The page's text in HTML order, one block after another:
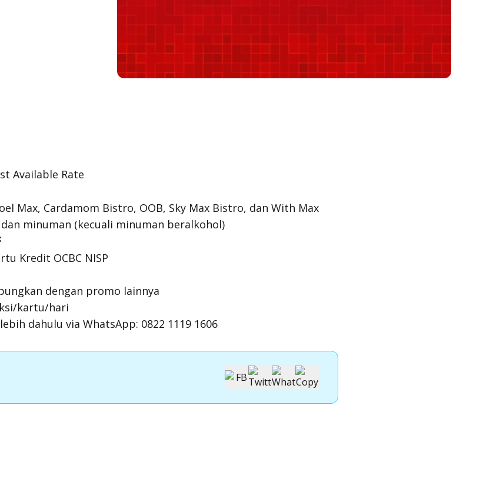
Available Rate
Max, Cardamom Bistro, OOB, Sky Max Bistro, dan With Max
minuman (kecuali minuman beralkohol)
Kredit OCBC NISP
dengan promo lainnya
kartu/hari
dahulu via WhatsApp: 0822 1119 1606